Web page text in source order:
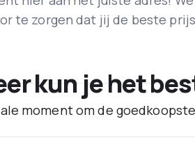
te zorgen dat jij de beste
kun je het
moment om de